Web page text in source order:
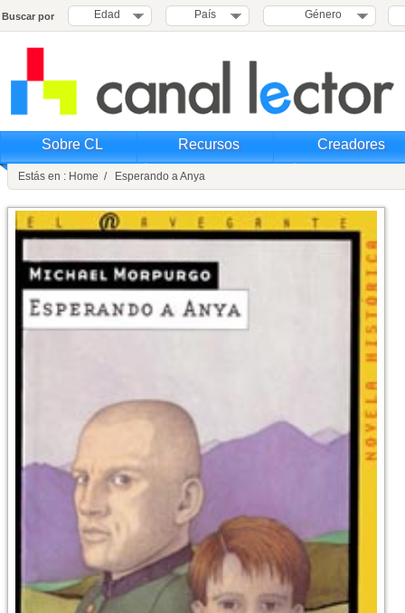
Buscar por Edad País Género
Sobre CL Recursos Creadores
Estás en : Home / Esperando a Anya